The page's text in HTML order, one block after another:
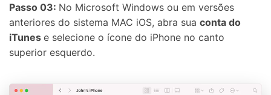
Passo 03: No Microsoft Windows ou em versões
anteriores do sistema MAC iOS, abra sua conta do
iTunes e selecione o ícone do iPhone no canto
superior esquerdo.